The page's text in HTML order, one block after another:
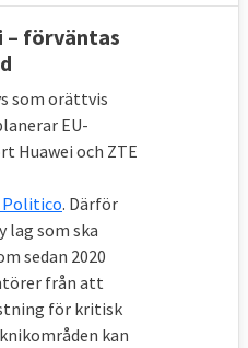
– förväntas
som orättvis
EU-
Huawei och ZTE
. Därför
lag som ska
sedan 2020
från att
för kritisk
kan